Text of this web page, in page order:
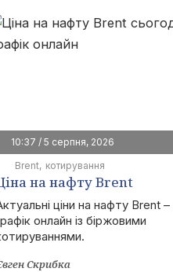
10:37 / 5 серпня, 2026
Brent котирування
на нафту Brent
| графік онлайн
ціни на нафту Brent –
онлайн із біржовими
Скрибка